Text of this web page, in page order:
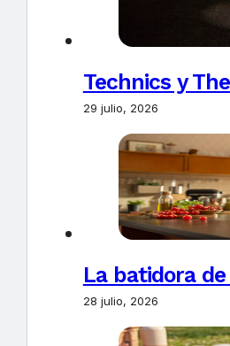
Technics y
29 julio, 2026
La batidora
28 julio, 2026